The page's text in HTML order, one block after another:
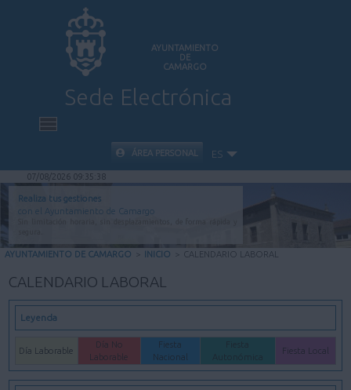
AYUNTAMIENTO
DE
CAMARGO
Sede Electrónica
INICIO
INFORMACIÓN PÚBLICA
CARPETA CIUDADANA
ÁREA PERSONAL ES
07/08/2026 09:35:38
Realiza tus gestiones
con el Ayuntamiento de Camargo
AYUNTAMIENTO DE CAMARGO > INICIO > CALENDARIO LABORAL
CALENDARIO LABORAL
Leyenda
Día Laborable
Día No
Laborable
Fiesta
Nacional
Fiesta Local